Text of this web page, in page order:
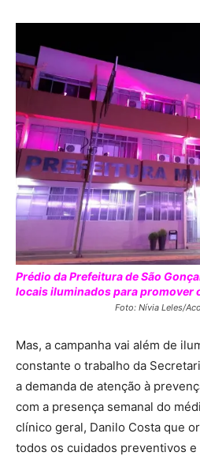
Prédio da Prefeitura de São
locais iluminados para promover
Foto: Nívia Leles/
Mas, a campanha vai além de
constante o trabalho da
a demanda de atenção à
com a presença semanal do
clínico geral, Danilo Costa que
todos os cuidados preventivos